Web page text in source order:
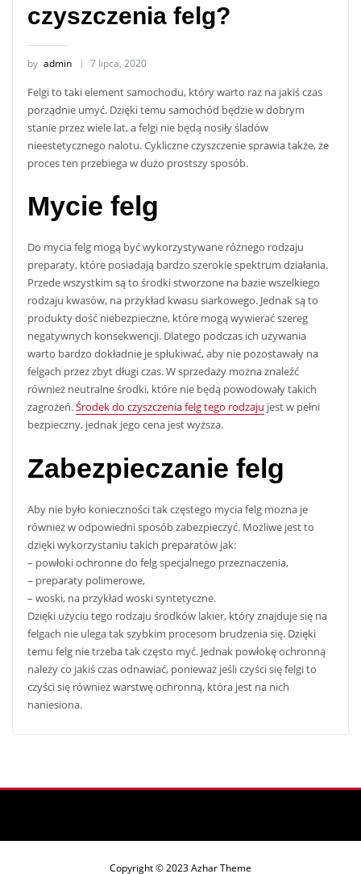
czyszczenia felg?
by admin 7 lipca, 2020
Felgi to taki element samochodu, który warto raz na jakiś czas
porządnie umyć. Dzięki temu samochód będzie w dobrym
stanie przez wiele lat, a felgi nie będą nosiły śladów
nieestetycznego nalotu. Cykliczne czyszczenie sprawia także, że
proces ten przebiega w dużo prostszy sposób.
Mycie felg
Do mycia felg mogą być wykorzystywane różnego rodzaju
preparaty, które posiadają bardzo szerokie spektrum działania.
Przede wszystkim są to środki stworzone na bazie wszelkiego
rodzaju kwasów, na przykład kwasu siarkowego. Jednak są to
produkty dość niebezpieczne, które mogą wywierać szereg
negatywnych konsekwencji. Dlatego podczas ich używania
warto bardzo dokładnie je spłukiwać, aby nie pozostawały na
felgach przez zbyt długi czas. W sprzedaży można znaleźć
również neutralne środki, które nie będą powodowały takich
zagrożeń.Środek do czyszczenia felg tego rodzaju jest w pełni
bezpieczny, jednak jego cena jest wyższa.
Zabezpieczanie felg
Aby nie było konieczności tak częstego mycia felg można je
również w odpowiedni sposób zabezpieczyć. Możliwe jest to
dzięki wykorzystaniu takich preparatów jak:
– powłoki ochronne do felg specjalnego przeznaczenia,
– preparaty polimerowe,
– woski, na przykład woski syntetyczne.
Dzięki użyciu tego rodzaju środków lakier, który znajduje się na
felgach nie ulega tak szybkim procesom brudzenia się. Dzięki
temu felg nie trzeba tak często myć. Jednak powłokę ochronną
należy co jakiś czas odnawiać, ponieważ jeśli czyści się felgi to
czyści się również warstwę ochronną, która jest na nich
naniesiona.
Copyright © 2023 Azhar Theme